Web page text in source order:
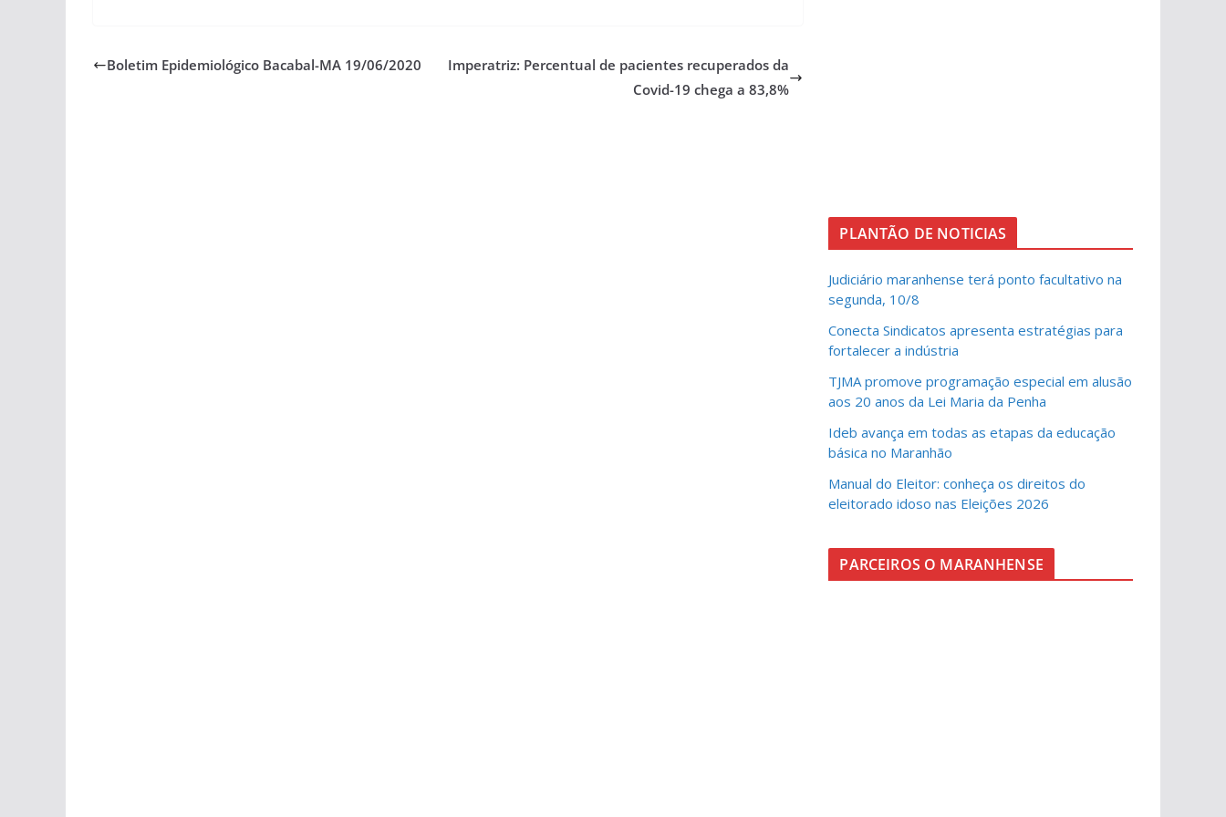
Boletim Epidemiológico Bacabal-MA 19/06/2020
Imperatriz: Percentual de pacientes recuperados da
Covid-19 chega a 83,8%
PLANTÃO DE NOTICIAS
Judiciário maranhense terá ponto facultativo na
segunda, 10/8
Conecta Sindicatos apresenta estratégias para
fortalecer a indústria
TJMA promove programação especial em alusão
aos 20 anos da Lei Maria da Penha
Ideb avança em todas as etapas da educação
básica no Maranhão
Manual do Eleitor: conheça os direitos do
eleitorado idoso nas Eleições 2026
PARCEIROS O MARANHENSE